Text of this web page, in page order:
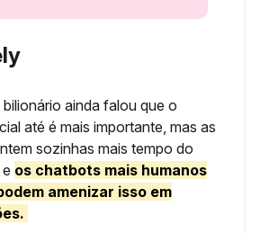
ainda falou que o
até é mais importante, mas as
sozinhas mais tempo do
os chatbots mais humanos
amenizar isso em